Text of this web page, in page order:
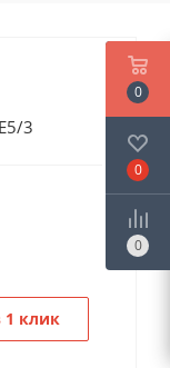
3
1 клик
0
0
0